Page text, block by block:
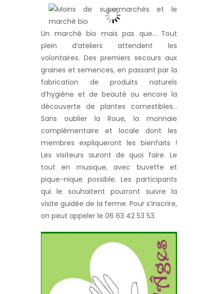
Un marché bio mais pas que… Tout
plein d’ateliers attendent les
volontaires. Des premiers secours aux
graines et semences, en passant par la
fabrication de produits naturels
d’hygiène et de beauté ou encore la
découverte de plantes comestibles…
Sans oublier la Roue, la monnaie
complémentaire et locale dont les
membres expliqueront les bienfaits !
Les visiteurs auront de quoi faire. Le
tout en musique, avec buvette et
pique-nique possible. Les participants
qui le souhaitent pourront suivre la
visite guidée de la ferme. Pour s’inscrire,
on peut appeler le 06 63 42 53 53.